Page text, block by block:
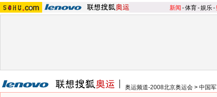
新闻 -体育-娱乐-
奥运频道-2008北京奥运会 > 中国